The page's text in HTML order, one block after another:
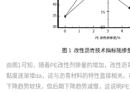
由图1可知，随着PE改性剂掺量的增加，改性沥
黏度逐渐增da，这与沥青材料的特性直接相关
下降趋势较快，但后期下降趋势减慢，这说明